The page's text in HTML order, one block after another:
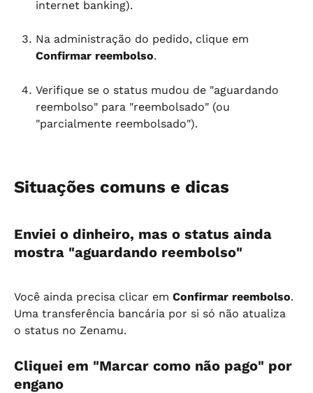
internet banking).
Na administração do pedido, clique em
Confirmar reembolso.
Verifique se o status mudou de "aguardando
reembolso" para "reembolsado" (ou
"parcialmente reembolsado").
Situações comuns e dicas
Enviei o dinheiro, mas o status ainda
mostra "aguardando reembolso"
Você ainda precisa clicar em Confirmar reembolso.
Uma transferência bancária por si só não atualiza
o status no Zenamu.
Cliquei em "Marcar como não pago" por
engano